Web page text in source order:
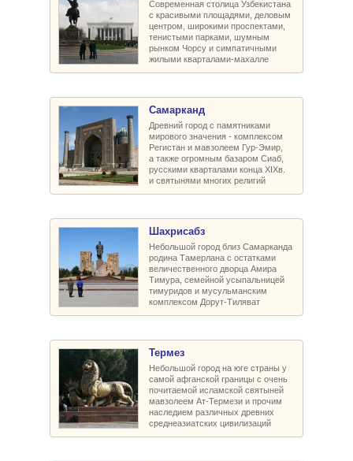
Современная столица Узбекистана
с красивыми площадями, деловым
центром, широкими проспектами,
тенистыми парками, шумным
рынком Чорсу и симпатичными
жилыми кварталами-махалле
Самарканд
Древний город с памятниками
мирового значения - комплексом
Регистан и мавзолеем Гур-Эмир,
а также огромным базаром Сиаб,
русскими кварталами конца XIXв.
и святынями многих религий
Шахрисабз
Небольшой город близ Самарканда
родина Тамерлана с остатками
величественного дворца Амира
Тимура, семейной усыпальницей
тимуридов и мусульманским
комплексом Дорут-Тиляват
Термез
Небольшой город на юге страны у
самой афганской границы с очень
почитаемой исламской святыней
мавзолеем Ат-Термези и прочим
наследием различных древних
среднеазиатских цивилизаций